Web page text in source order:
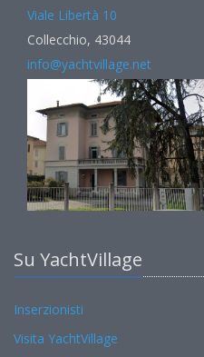
Viale Libertà 10
Collecchio, 43044
info@yachtvillage.net
Su YachtVillage
Inserzionisti
Visita YachtVillage